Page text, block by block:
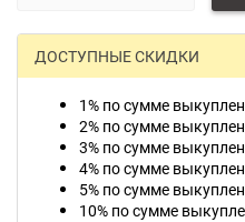
ДОСТУПНЫЕ СКИДКИ
1% по сумме
2% по сумме
3% по сумме
4% по сумме
5% по сумме
10% по сумме